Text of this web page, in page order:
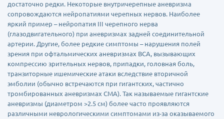
достаточно редки. Некоторые внутричерепные аневризма
сопровождаются нейропатиями черепных нервов. Наиболее
яркий пример – нейропатия III черепного нерва
(глазодвигательного) при аневризмах задней соединительной
артерии. Другие, более редкие симптомы – нарушения полей
зрения при офтальмических аневризмах ВСА, вызывающих
компрессию зрительных нервов, припадки, головная боль,
транзиторные ишемические атаки вследствие вторичной
эмболии (обычно встречаются при гигантских, частично
тромбированных аневризмах СМА). Так называемые гигантские
аневризмы (диаметром >2.5 см) более часто проявляются
различными неврологическими симптомами из-за оказываемого